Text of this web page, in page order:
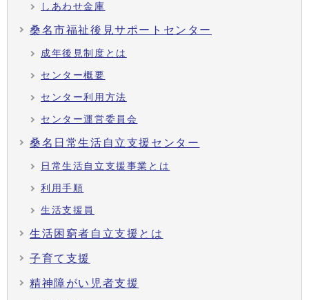
しあわせ金庫
桑名市福祉後見サポートセンター
成年後見制度とは
センター概要
センター利用方法
センター運営委員会
桑名日常生活自立支援センター
日常生活自立支援事業とは
利用手順
生活支援員
生活困窮者自立支援とは
子育て支援
精神障がい児者支援